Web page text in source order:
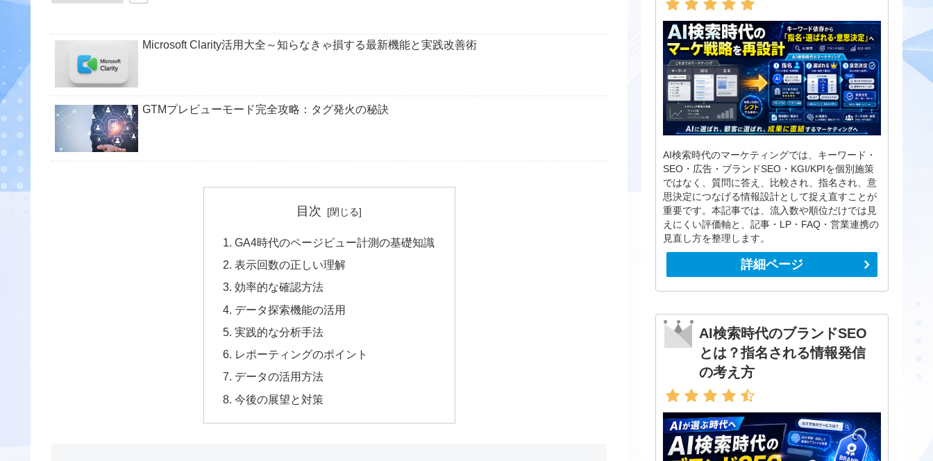
Microsoft Clarity活用大全～知らなきゃ損する最新機能と実践改善術
GTMプレビューモード完全攻略：タグ発火の秘訣
目次
GA4時代のページビュー計測の基礎知識
表示回数の正しい理解
効率的な確認方法
データ探索機能の活用
実践的な分析手法
レポーティングのポイント
データの活用方法
今後の展望と対策
AI検索時代のマーケティングでは、キーワード・
SEO・広告・ブランドSEO・KGI/KPIを個別施策
ではなく、質問に答え、比較され、指名され、意
思決定につなげる情報設計として捉え直すことが
重要です。本記事では、流入数や順位だけでは見
えにくい評価軸と、記事・LP・FAQ・営業連携の
見直し方を整理します。
詳細ページ
AI検索時代のブランドSEO
とは？指名される情報発信
の考え方